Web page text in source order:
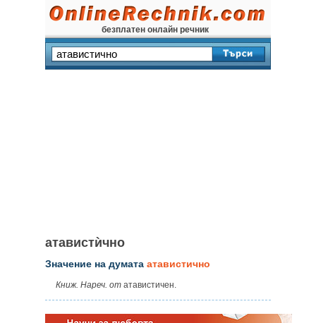
безплатен онлайн речник
атавистѝчно
Значение на думата атавистично
Книж. Нареч. от атавистичен.